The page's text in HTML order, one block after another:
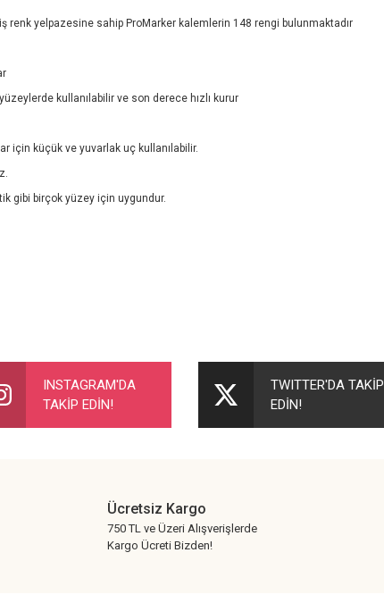
renk yelpazesine sahip ProMarker kalemlerin 148 rengi bulunmaktadır
kullanılabilir ve son derece hızlı kurur
için küçük ve yuvarlak uç kullanılabilir.
gibi birçok yüzey için uygundur.
Bu ürüne ilk yorumu siz yapın!
INSTAGRAM'DA
TAKİP EDİN!
TWITTER'DA TAKİP
EDİN!
Ücretsiz Kargo
750 TL ve Üzeri Alışverişlerde
Kargo Ücreti Bizden!